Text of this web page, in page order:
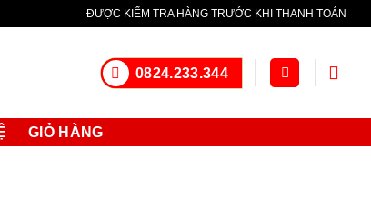
parte degli altri orologi sportivi. orologi replicaIl
ĐƯỢC KIỂM TRA HÀNG TRƯỚC KHI THANH TOÁN
0824.233.344
GIỎ HÀNG